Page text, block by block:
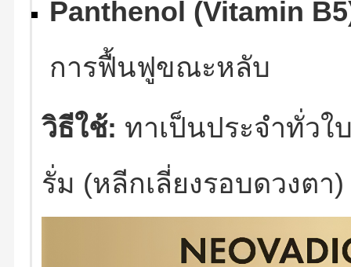
Panthenol (Vitamin
การฟื้นฟูขณะหลับ
วิธีใช้: ทาเป็นประจำทั่ว
รั่ม (หลีกเลี่ยงรอบดวงตา)